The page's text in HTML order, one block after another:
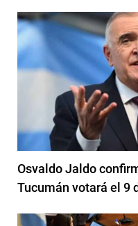
Osvaldo Jaldo
Tucumán votará el 9